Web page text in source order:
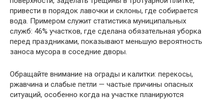
привести в порядок лавочки и склоны, где собирается
вода. Примером служит статистика муниципальных
служб: 46% участков, где сделана обязательная уборка
перед праздниками, показывают меньшую вероятность
заноса мусора в соседние дворы.
Обращайте внимание на ограды и калитки: перекосы,
ржавчина и слабые петли — частые причины опасных
ситуаций, особенно когда на участке планируются